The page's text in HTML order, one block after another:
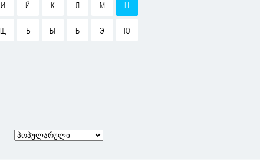
И Й К Л М Н
Щ Ъ Ы Ь Э Ю